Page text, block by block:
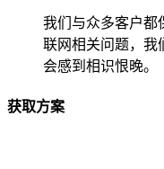
我们与众多客户都
联网相关问题，我
会感到相识恨晚。
获取方案